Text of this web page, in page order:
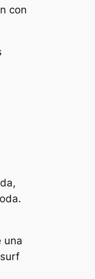
con
una